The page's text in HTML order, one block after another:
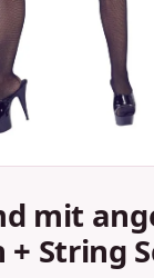
mit
String